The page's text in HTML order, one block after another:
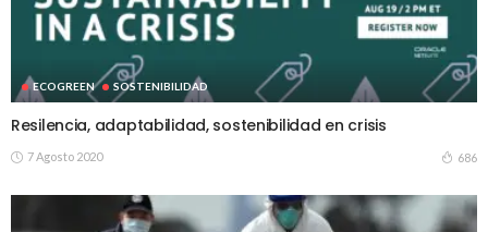
ECOGREEN SOSTENIBILIDAD
Resilencia, adaptabilidad, sostenibilidad en crisis
7 Agosto 2020 686